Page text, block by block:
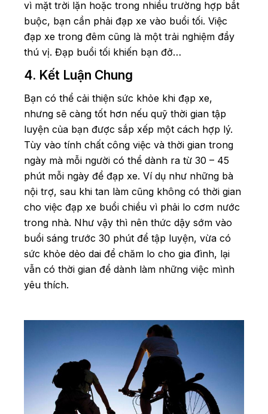
vì mặt trời lặn hoặc trong nhiều trường hợp bắt
buộc, bạn cần phải đạp xe vào buổi tối. Việc
đạp xe trong đêm cũng là một trải nghiệm đầy
thú vị. Đạp buổi tối khiến bạn đở…
4. Kết Luận Chung
Bạn có thể cải thiện sức khỏe khi đạp xe,
nhưng sẽ càng tốt hơn nếu quỹ thời gian tập
luyện của bạn được sắp xếp một cách hợp lý.
Tùy vào tính chất công việc và thời gian trong
ngày mà mỗi người có thể dành ra từ 30 – 45
phút mỗi ngày để đạp xe. Ví dụ như những bà
nội trợ, sau khi tan làm cũng không có thời gian
cho việc đạp xe buổi chiều vì phải lo cơm nước
trong nhà. Như vậy thì nên thức dậy sớm vào
buổi sáng trước 30 phút để tập luyện, vừa có
sức khỏe dẻo dai để chăm lo cho gia đình, lại
vẫn có thời gian để dành làm những việc mình
yêu thích.